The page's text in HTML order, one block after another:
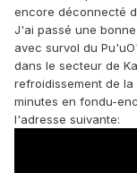
encore déconnecté
J'ai passé une
avec survol du
dans le secteur de
refroidissement de
minutes en fondu-
l'adresse suivante: